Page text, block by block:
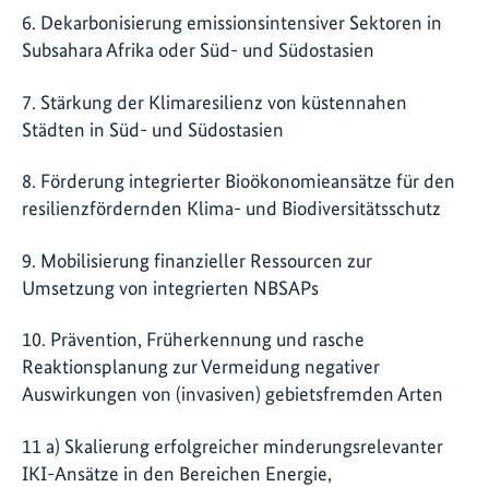
6. Dekarbonisierung emissionsintensiver Sektoren in
Subsahara Afrika oder Süd- und Südostasien
7. Stärkung der Klimaresilienz von küstennahen
Städten in Süd- und Südostasien
8. Förderung integrierter Bioökonomieansätze für den
resilienzfördernden Klima- und Biodiversitätsschutz
9. Mobilisierung finanzieller Ressourcen zur
Umsetzung von integrierten NBSAPs
10. Prävention, Früherkennung und rasche
Reaktionsplanung zur Vermeidung negativer
Auswirkungen von (invasiven) gebietsfremden Arten
11 a) Skalierung erfolgreicher minderungsrelevanter
IKI-Ansätze in den Bereichen Energie,